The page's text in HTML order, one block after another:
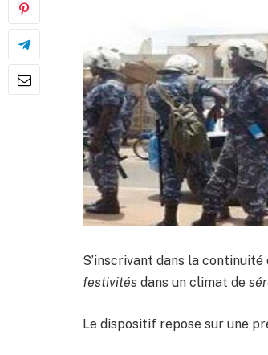
S’inscrivant dans la
festivités dans un climat de
Le dispositif repose sur une